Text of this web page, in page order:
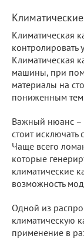
Климатическая
контролировать
Климатическая
машины, при
материалы на
пониженным
Важный нюанс –
стоит
Чаще всего
которые
климатические
возможность
Одной из
климатическую
применение в